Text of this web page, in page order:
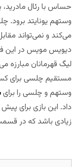
حساس با رئال
وستهم یونایتد
می‌کند و نمی‌تواند
دیویس مویس در این
لیگ قهرمانان مبارزه
مستقیم چلسی برای
وستهم و چلسی را برای
داد. این بازی برای
زیادی باشد که در